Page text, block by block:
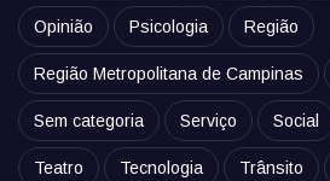
Opinião Psicologia Região
Região Metropolitana de Campinas
Sem categoria Serviço Social
Teatro Tecnologia Trânsito